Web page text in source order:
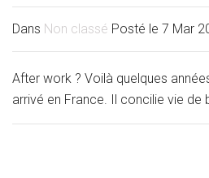
Dans Non classé Posté le 7 Mar
After work ? Voilà quelques
arrivé en France. Il concilie vie de